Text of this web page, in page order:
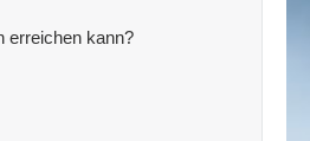
erreichen kann?